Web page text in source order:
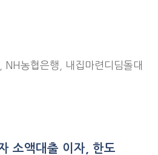
NH농협은행
내집마련디딤돌대
소액대출 이자, 한도